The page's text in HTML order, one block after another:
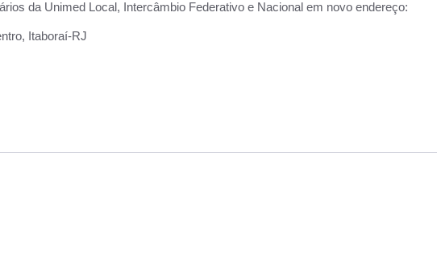
da Unimed Local, Intercâmbio Federativo e Nacional em novo endereço:
Itaboraí-RJ